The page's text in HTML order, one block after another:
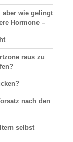
aber wie gelingt
Hormone –
raus zu
nach den
selbst